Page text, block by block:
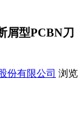
屑型PCBN刀
份有限公司 浏览